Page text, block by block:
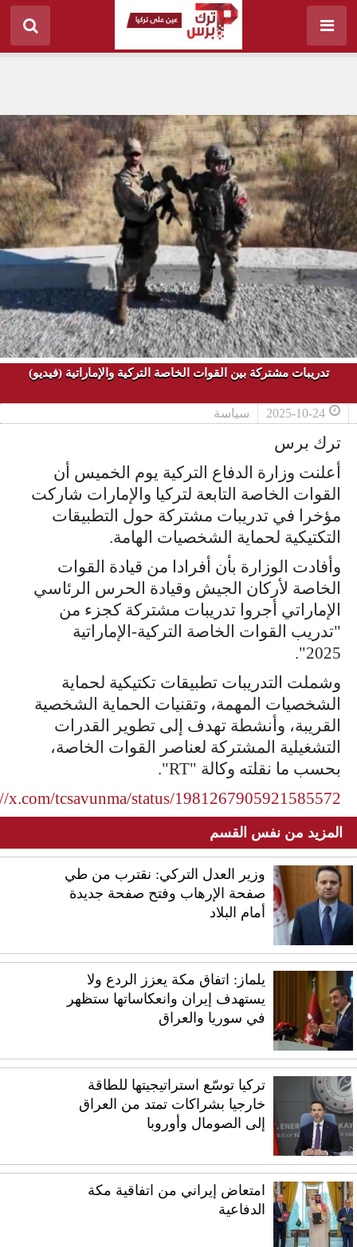
تدريبات مشتركة بين القوات الخاصة التركية والإماراتية (فيديو)
2025-10-24 سياسة
ترك برس
أعلنت وزارة الدفاع التركية يوم الخميس أن
القوات الخاصة التابعة لتركيا والإمارات شاركت
مؤخرا في تدريبات مشتركة حول التطبيقات
التكتيكية لحماية الشخصيات الهامة.
وأفادت الوزارة بأن أفرادا من قيادة القوات
الخاصة لأركان الجيش وقيادة الحرس الرئاسي
الإماراتي أجروا تدريبات مشتركة كجزء من
"تدريب القوات الخاصة التركية-الإماراتية
2025".
وشملت التدريبات تطبيقات تكتيكية لحماية
الشخصيات المهمة، وتقنيات الحماية الشخصية
القريبة، وأنشطة تهدف إلى تطوير القدرات
التشغيلية المشتركة لعناصر القوات الخاصة،
بحسب ما نقلته وكالة "RT".
x.com/tcsavunma/status/1981267905921585572
المزيد من نفس القسم
وزير العدل التركي: نقترب من طي
صفحة الإرهاب وفتح صفحة جديدة
أمام البلاد
يلماز: اتفاق مكة يعزز الردع ولا
يستهدف إيران وانعكاساتها ستظهر
في سوريا والعراق
تركيا توسّع استراتيجيتها للطاقة
خارجيا بشراكات تمتد من العراق
إلى الصومال وأوروبا
امتعاض إيراني من اتفاقية مكة
الدفاعية